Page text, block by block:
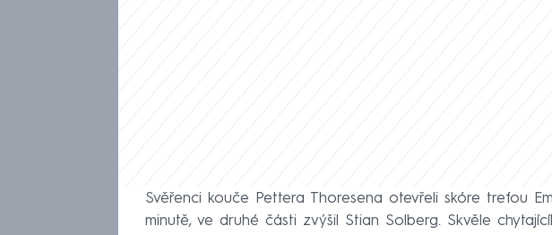
Svěřenci kouče Pettera Thoresena otevřeli skóre trefou
minutě, ve druhé části zvýšil Stian Solberg. Skvěle